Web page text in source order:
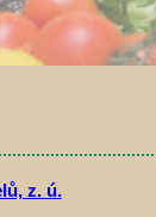
z. ú.